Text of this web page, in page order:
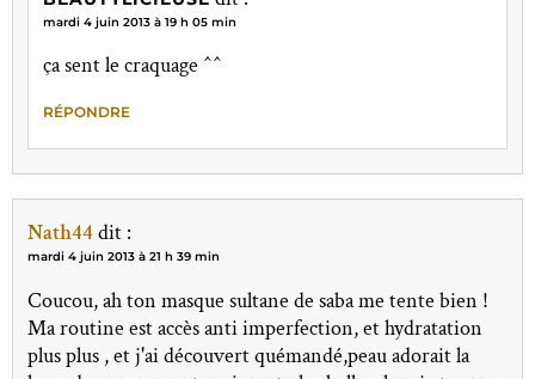
mardi 4 juin 2013 à 19 h 05 min
ça sent le craquage ^^
RÉPONDRE
Nath44dit :
mardi 4 juin 2013 à 21 h 39 min
Coucou, ah ton masque sultane de saba me tente bien !
Ma routine est accès anti imperfection, et hydratation
plus plus , et j'ai découvert quémandé,peau adorait la